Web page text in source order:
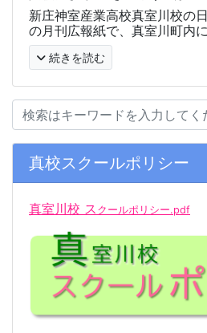
新庄神室産業高校真室川校の
の月刊広報紙で、真室川町内
続きを読む
真校スクールポリシー
真室川校 ス クールポリシー.pdf